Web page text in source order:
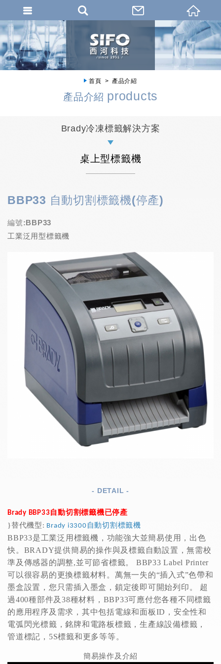
首頁 產品介紹
產品介紹 products
Brady冷凍標籤解決方案
桌上型標籤機
BBP33 自動切割標籤機(停產)
編號:BBP33
工業泛用型標籤機
- DETAIL -
Brady BBP33自動切割標籤機已停產
}替代機型 : Brady i3300自動切割標籤機
BBP33是工業泛用標籤機，功能強大並簡易使用，出色
快。BRADY提供簡易的操作與及標籤自動設置，無需校
準及傳感器的調整,並可節省標籤。 BBP33 Label Printer
可以很容易的更換標籤材料。萬無一失的“插入式”色帶和
墨盒設置，您只需插入墨盒，鎖定後即可開始列印。
超
過400種部件及38種材料，BBP33可應付您各種不同標籤
的應用程序及需求，其中包括電線和面板ID，安全性和
電弧閃光標籤，銘牌和電路板標籤，生產線設備標籤，
管道標記，5S標籤和更多等等。
簡易操作及介紹